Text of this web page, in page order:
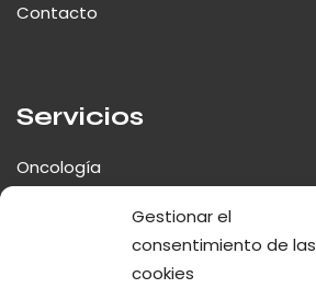
Gestionar el
consentimiento de las
cookies
Contacto
Servicios
Oncología
Neurología y Cirugía Espinal
Traumatología y Ortopedia